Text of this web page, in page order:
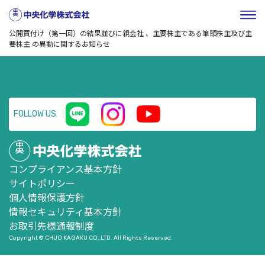
HOME／企業情報
ニュースリリー
ス／ センコーグループホールディングス株式会社による当社株式に対する
公開買付け（第一回）の結果並びに親会社 、主要株主である筆頭株主及び主
要株主 の異動に関するお知らせ
FOLLOW US
コンプライアンス基本方針
サイトポリシー
個人情報保護方針
情報セキュリティ基本方針
お取引先様通報制度
Copyright © CHUO KAGAKU CO.,LTD. All Rights Reserved.